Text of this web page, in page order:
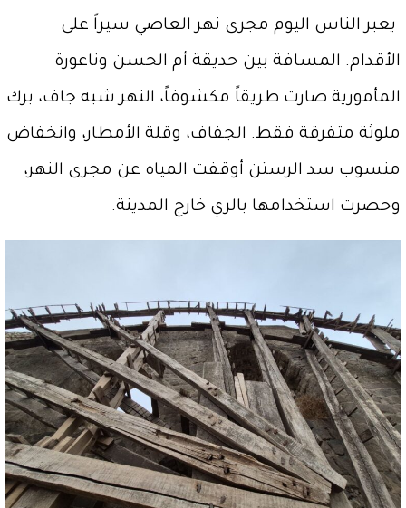
يعبر الناس اليوم مجرى نهر العاصي سيراً على
الأقدام. المسافة بين حديقة أم الحسن وناعورة
المأمورية صارت طريقاً مكشوفاً، النهر شبه جاف، برك
ملوثة متفرقة فقط. الجفاف، وقلة الأمطار، وانخفاض
منسوب سد الرستن أوقفت المياه عن مجرى النهر،
وحصرت استخدامها بالري خارج المدينة.